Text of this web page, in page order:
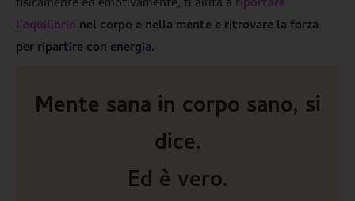
l’equilibrio nel corpo e nella mente e ritrovare la forza
per ripartire con energia.
Mente sana in corpo sano, si
dice.
Ed è vero.